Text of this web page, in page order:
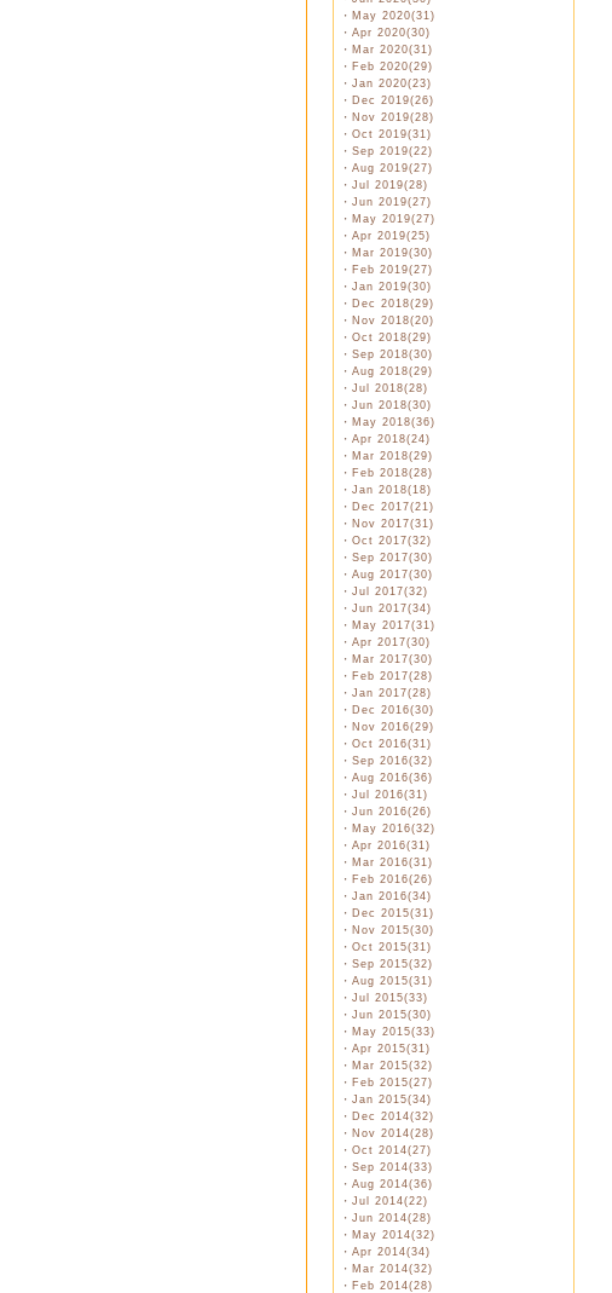
・ May 2020(31)
・ Apr 2020(30)
・ Mar 2020(31)
・ Feb 2020(29)
・ Jan 2020(23)
・ Dec 2019(26)
・ Nov 2019(28)
・ Oct 2019(31)
・ Sep 2019(22)
・ Aug 2019(27)
・ Jul 2019(28)
・ Jun 2019(27)
・ May 2019(27)
・ Apr 2019(25)
・ Mar 2019(30)
・ Feb 2019(27)
・ Jan 2019(30)
・ Dec 2018(29)
・ Nov 2018(20)
・ Oct 2018(29)
・ Sep 2018(30)
・ Aug 2018(29)
・ Jul 2018(28)
・ Jun 2018(30)
・ May 2018(36)
・ Apr 2018(24)
・ Mar 2018(29)
・ Feb 2018(28)
・ Jan 2018(18)
・ Dec 2017(21)
・ Nov 2017(31)
・ Oct 2017(32)
・ Sep 2017(30)
・ Aug 2017(30)
・ Jul 2017(32)
・ Jun 2017(34)
・ May 2017(31)
・ Apr 2017(30)
・ Mar 2017(30)
・ Feb 2017(28)
・ Jan 2017(28)
・ Dec 2016(30)
・ Nov 2016(29)
・ Oct 2016(31)
・ Sep 2016(32)
・ Aug 2016(36)
・ Jul 2016(31)
・ Jun 2016(26)
・ May 2016(32)
・ Apr 2016(31)
・ Mar 2016(31)
・ Feb 2016(26)
・ Jan 2016(34)
・ Dec 2015(31)
・ Nov 2015(30)
・ Oct 2015(31)
・ Sep 2015(32)
・ Aug 2015(31)
・ Jul 2015(33)
・ Jun 2015(30)
・ May 2015(33)
・ Apr 2015(31)
・ Mar 2015(32)
・ Feb 2015(27)
・ Jan 2015(34)
・ Dec 2014(32)
・ Nov 2014(28)
・ Oct 2014(27)
・ Sep 2014(33)
・ Aug 2014(36)
・ Jul 2014(22)
・ Jun 2014(28)
・ May 2014(32)
・ Apr 2014(34)
・ Mar 2014(32)
・ Feb 2014(28)